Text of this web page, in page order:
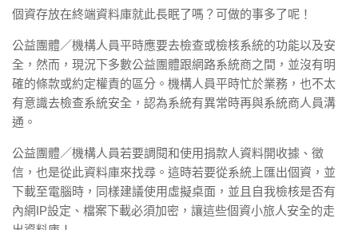
個資存放在終端資料庫就此長眠了嗎？可做的事多了呢！
公益團體／機構人員平時應要去檢查或檢核系統的功能以及安
全，然而，現況下多數公益團體跟網路系統商之間，並沒有明
確的條款或約定權責的區分。機構人員平時忙於業務，也不太
有意識去檢查系統安全，認為系統有異常時再與系統商人員溝
通。
公益團體／機構人員若要調閱和使用捐款人資料開收據、徵
信，也是從此資料庫來找尋。這時若要從系統上匯出個資，並
下載至電腦時，同樣建議使用虛擬桌面，並且自我檢核是否有
內網IP設定、檔案下載必須加密，讓這些個資小旅人安全的走